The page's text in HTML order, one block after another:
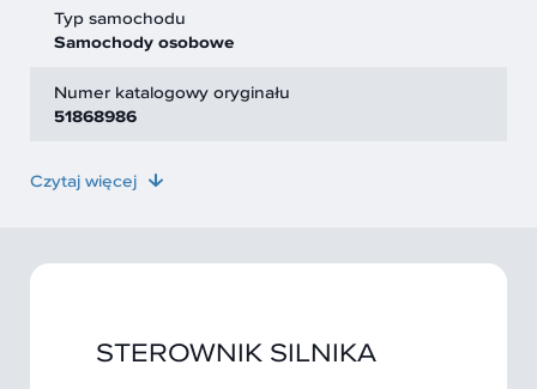
Typ samochodu
Samochody osobowe
Numer katalogowy oryginału
51868986
Czytaj więcej
STEROWNIK SILNIKA